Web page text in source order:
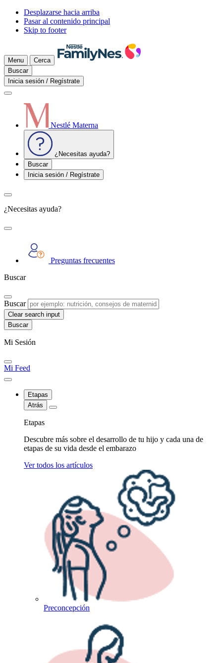
Desplazarse hacia arriba
Pasar al contenido principal
Skip to footer
Menu
Cerca
Buscar
Inicia sesión / Regístrate
Nestlé Materna
¿Necesitas ayuda?
Buscar
Inicia sesión / Regístrate
¿Necesitas ayuda?
Preguntas frecuentes
Buscar
Buscar
Clear search input
Mi Sesión
Mi Feed
Etapas
Atrás
Etapas
Descubre más sobre el desarrollo de tu hijo y cada una de
etapas de su vida desde el embarazo
Ver todos los artículos
Preconcepción